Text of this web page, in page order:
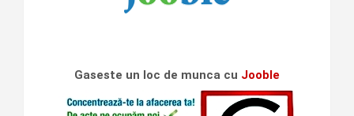
Gaseste un loc de munca cu Jooble